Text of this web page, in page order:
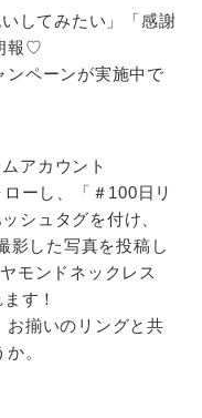
してみたい」「感謝
報♡
ンペーンが実施中で
アカウント
ーし、「＃100日リ
シュタグを付け、
影した写真を投稿し
モンドネックレス
す！
お揃いのリングと共
。